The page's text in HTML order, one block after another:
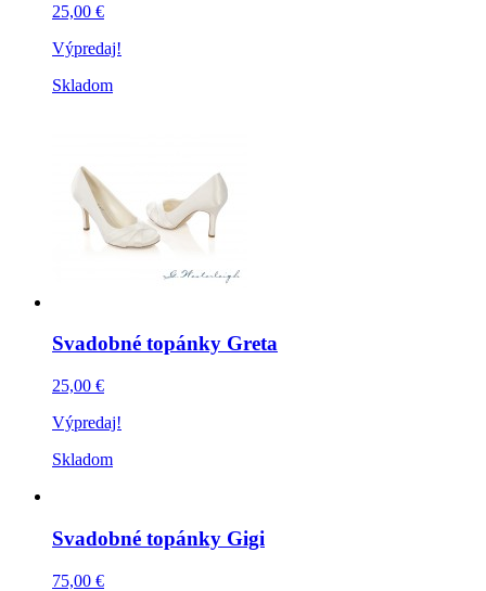
25,00 €
Výpredaj!
Skladom
Svadobné topánky Greta
25,00 €
Výpredaj!
Skladom
Svadobné topánky Gigi
75,00 €